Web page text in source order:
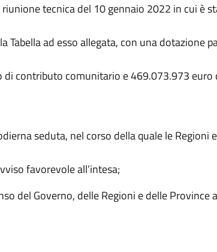
riunione tecnica del 10 gennaio 2022 in cui è
Tabella ad esso allegata, con una dotazione
di contributo comunitario e 469.073.973
seduta, nel corso della quale le Regioni
favorevole all’intesa;
del Governo, delle Regioni e delle Province